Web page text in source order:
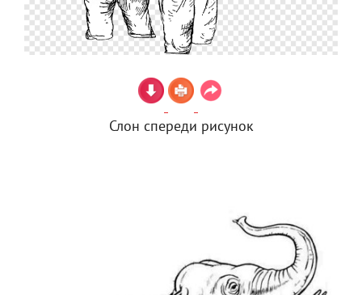
Слон спереди рисунок